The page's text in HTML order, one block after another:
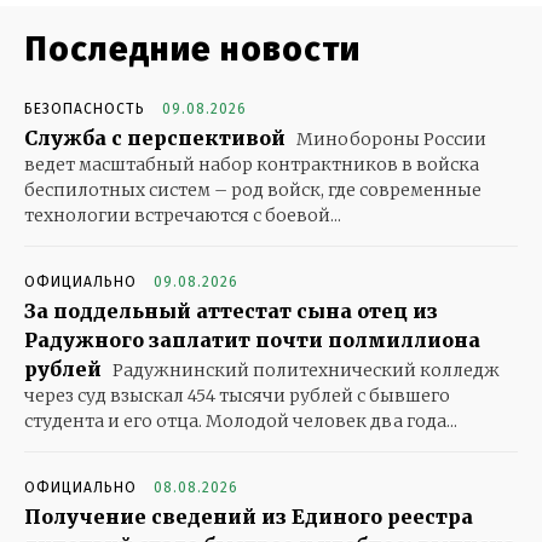
Последние новости
БЕЗОПАСНОСТЬ 09.08.2026
Служба с перспективой Минобороны России
ведет масштабный набор контрактников в войска
беспилотных систем – род войск, где современные
технологии встречаются с боевой...
ОФИЦИАЛЬНО 09.08.2026
За поддельный аттестат сына отец из
Радужного заплатит почти полмиллиона
рублей Радужнинский политехнический колледж
через суд взыскал 454 тысячи рублей с бывшего
студента и его отца. Молодой человек два года...
ОФИЦИАЛЬНО 08.08.2026
Получение сведений из Единого реестра